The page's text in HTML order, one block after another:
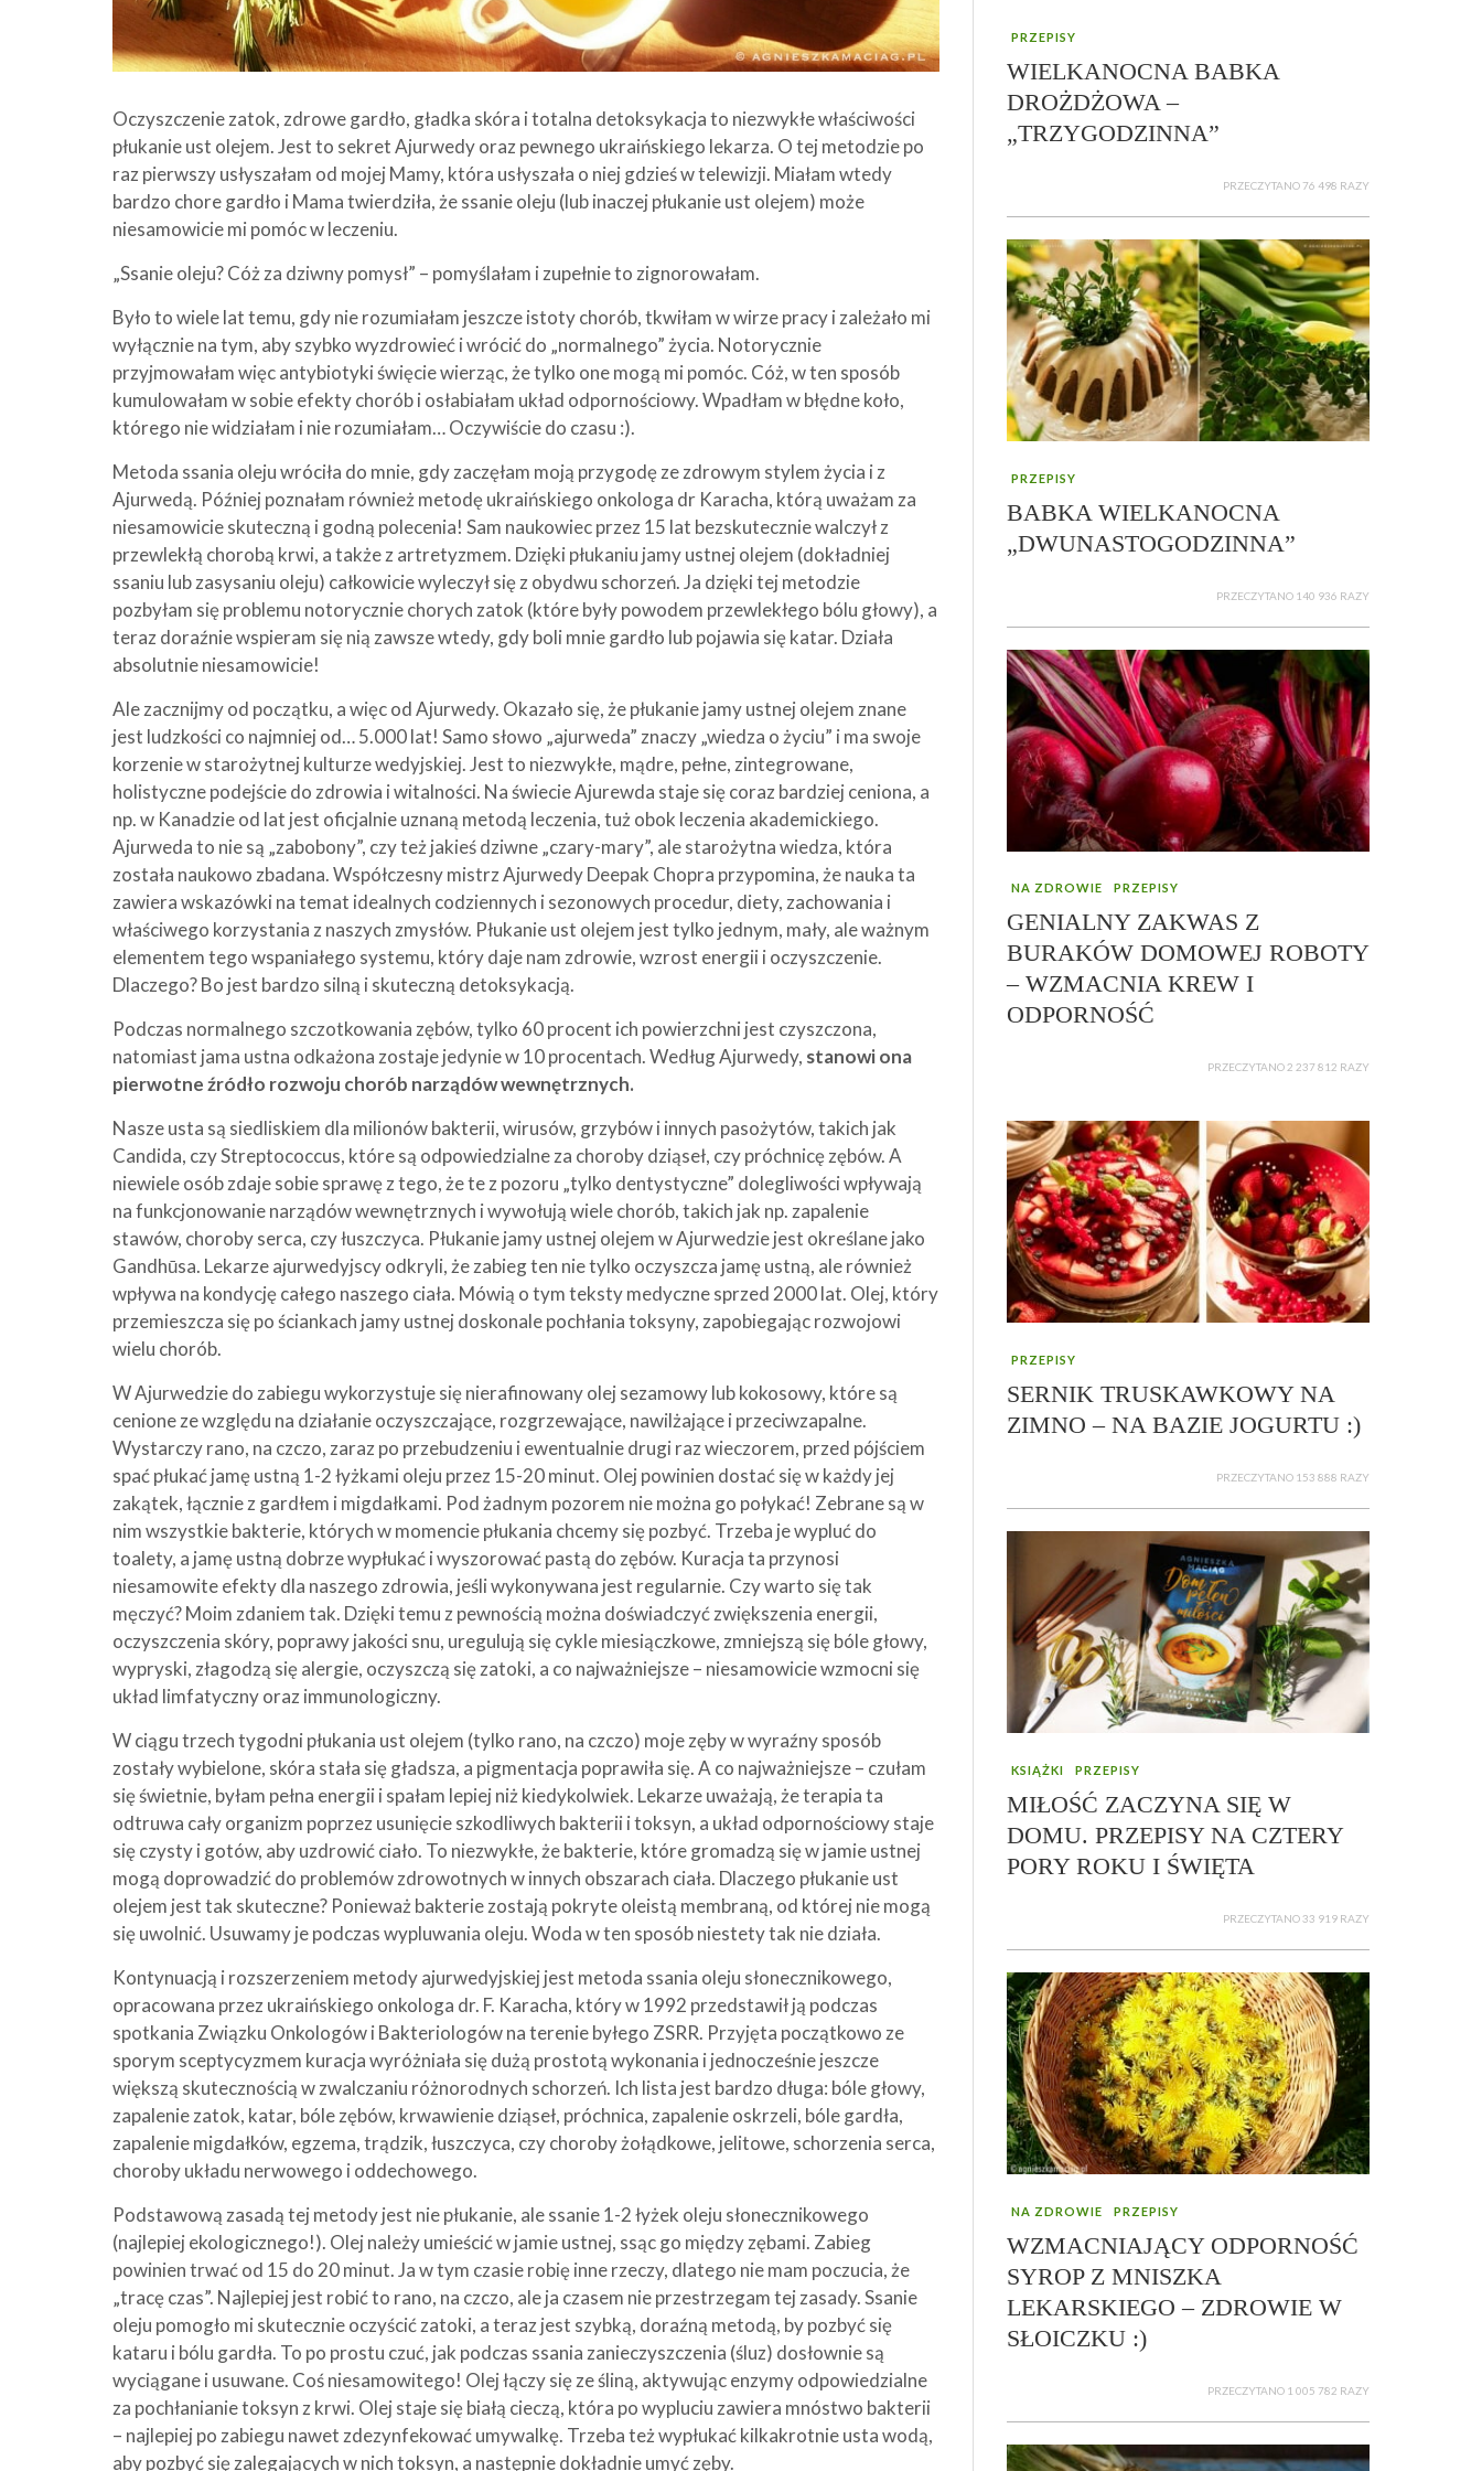
Oczyszczenie zatok, zdrowe gardło, gładka skóra i totalna detoksykacja to niezwykłe właściwości
płukanie ust olejem. Jest to sekret Ajurwedy oraz pewnego ukraińskiego lekarza. O tej metodzie po
raz pierwszy usłyszałam od mojej Mamy, która usłyszała o niej gdzieś w telewizji. Miałam wtedy
bardzo chore gardło i Mama twierdziła, że ssanie oleju (lub inaczej płukanie ust olejem) może
niesamowicie mi pomóc w leczeniu.
„Ssanie oleju? Cóż za dziwny pomysł” – pomyślałam i zupełnie to zignorowałam.
Było to wiele lat temu, gdy nie rozumiałam jeszcze istoty chorób, tkwiłam w wirze pracy i zależało mi
wyłącznie na tym, aby szybko wyzdrowieć i wrócić do „normalnego” życia. Notorycznie
przyjmowałam więc antybiotyki święcie wierząc, że tylko one mogą mi pomóc. Cóż, w ten sposób
kumulowałam w sobie efekty chorób i osłabiałam układ odpornościowy. Wpadłam w błędne koło,
którego nie widziałam i nie rozumiałam… Oczywiście do czasu :).
Metoda ssania oleju wróciła do mnie, gdy zaczęłam moją przygodę ze zdrowym stylem życia i z
Ajurwedą. Później poznałam również metodę ukraińskiego onkologa dr Karacha, którą uważam za
niesamowicie skuteczną i godną polecenia! Sam naukowiec przez 15 lat bezskutecznie walczył z
przewlekłą chorobą krwi, a także z artretyzmem. Dzięki płukaniu jamy ustnej olejem (dokładniej
ssaniu lub zasysaniu oleju) całkowicie wyleczył się z obydwu schorzeń. Ja dzięki tej metodzie
pozbyłam się problemu notorycznie chorych zatok (które były powodem przewlekłego bólu głowy), a
teraz doraźnie wspieram się nią zawsze wtedy, gdy boli mnie gardło lub pojawia się katar. Działa
absolutnie niesamowicie!
Ale zacznijmy od początku, a więc od Ajurwedy. Okazało się, że płukanie jamy ustnej olejem znane
jest ludzkości co najmniej od… 5.000 lat! Samo słowo „ajurweda” znaczy „wiedza o życiu” i ma swoje
korzenie w starożytnej kulturze wedyjskiej. Jest to niezwykłe, mądre, pełne, zintegrowane,
holistyczne podejście do zdrowia i witalności. Na świecie Ajurewda staje się coraz bardziej ceniona, a
np. w Kanadzie od lat jest oficjalnie uznaną metodą leczenia, tuż obok leczenia akademickiego.
Ajurweda to nie są „zabobony”, czy też jakieś dziwne „czary-mary”, ale starożytna wiedza, która
została naukowo zbadana. Współczesny mistrz Ajurwedy Deepak Chopra przypomina, że ​​nauka ta
zawiera wskazówki na temat idealnych codziennych i sezonowych procedur, diety, zachowania i
właściwego korzystania z naszych zmysłów. Płukanie ust olejem jest tylko jednym, mały, ale ważnym
elementem tego wspaniałego systemu, który daje nam zdrowie, wzrost energii i oczyszczenie.
Dlaczego? Bo jest bardzo silną i skuteczną detoksykacją.
Podczas normalnego szczotkowania zębów, tylko 60 procent ich powierzchni jest czyszczona,
natomiast jama ustna odkażona zostaje jedynie w 10 procentach. Według Ajurwedy, stanowi ona
pierwotne źródło rozwoju chorób narządów wewnętrznych.
Nasze usta są siedliskiem dla milionów bakterii, wirusów, grzybów i innych pasożytów, takich jak
Candida, czy Streptococcus, które są odpowiedzialne za choroby dziąseł, czy próchnicę zębów. A
niewiele osób zdaje sobie sprawę z tego, że te z pozoru „tylko dentystyczne” dolegliwości wpływają
na funkcjonowanie narządów wewnętrznych i wywołują wiele chorób, takich jak np. zapalenie
stawów, choroby serca, czy łuszczyca. Płukanie jamy ustnej olejem w Ajurwedzie jest określane jako
Gandhūsa. Lekarze ajurwedyjscy odkryli, że zabieg ten nie tylko oczyszcza jamę ustną, ale również
wpływa na kondycję całego naszego ciała. Mówią o tym teksty medyczne sprzed 2000 lat. Olej, który
przemieszcza się po ściankach jamy ustnej doskonale pochłania toksyny, zapobiegając rozwojowi
wielu chorób.
W Ajurwedzie do zabiegu wykorzystuje się nierafinowany olej sezamowy lub kokosowy, które są
cenione ze względu na działanie oczyszczające, rozgrzewające, nawilżające i przeciwzapalne.
Wystarczy rano, na czczo, zaraz po przebudzeniu i ewentualnie drugi raz wieczorem, przed pójściem
spać płukać jamę ustną 1-2 łyżkami oleju przez 15-20 minut. Olej powinien dostać się w każdy jej
zakątek, łącznie z gardłem i migdałkami. Pod żadnym pozorem nie można go połykać! Zebrane są w
nim wszystkie bakterie, których w momencie płukania chcemy się pozbyć. Trzeba je wypluć do
toalety, a jamę ustną dobrze wypłukać i wyszorować pastą do zębów. Kuracja ta przynosi
niesamowite efekty dla naszego zdrowia, jeśli wykonywana jest regularnie. Czy warto się tak
męczyć? Moim zdaniem tak. Dzięki temu z pewnością można doświadczyć zwiększenia energii,
oczyszczenia skóry, poprawy jakości snu, uregulują się cykle miesiączkowe, zmniejszą się bóle głowy,
wypryski, złagodzą się alergie, oczyszczą się zatoki, a co najważniejsze – niesamowicie wzmocni się
układ limfatyczny oraz immunologiczny.
W ciągu trzech tygodni płukania ust olejem (tylko rano, na czczo) moje zęby w wyraźny sposób
zostały wybielone, skóra stała się gładsza, a pigmentacja poprawiła się. A co najważniejsze – czułam
się świetnie, byłam pełna energii i spałam lepiej niż kiedykolwiek. Lekarze uważają, że terapia ta
odtruwa cały organizm poprzez usunięcie szkodliwych bakterii i toksyn, a układ odpornościowy staje
się czysty i gotów, aby uzdrowić ciało. To niezwykłe, że bakterie, które gromadzą się w jamie ustnej
mogą doprowadzić do problemów zdrowotnych w innych obszarach ciała. Dlaczego płukanie ust
olejem jest tak skuteczne? Ponieważ bakterie zostają pokryte oleistą membraną, od której nie mogą
się uwolnić. Usuwamy je podczas wypluwania oleju. Woda w ten sposób niestety tak nie działa.
Kontynuacją i rozszerzeniem metody ajurwedyjskiej jest metoda ssania oleju słonecznikowego,
opracowana przez ukraińskiego onkologa dr. F. Karacha, który w 1992 przedstawił ją podczas
spotkania Związku Onkologów i Bakteriologów na terenie byłego ZSRR. Przyjęta początkowo ze
sporym sceptycyzmem kuracja wyróżniała się dużą prostotą wykonania i jednocześnie jeszcze
większą skutecznością w zwalczaniu różnorodnych schorzeń. Ich lista jest bardzo długa: bóle głowy,
zapalenie zatok, katar, bóle zębów, krwawienie dziąseł, próchnica, zapalenie oskrzeli, bóle gardła,
zapalenie migdałków, egzema, trądzik, łuszczyca, czy choroby żołądkowe, jelitowe, schorzenia serca,
choroby układu nerwowego i oddechowego.
Podstawową zasadą tej metody jest nie płukanie, ale ssanie 1-2 łyżek oleju słonecznikowego
(najlepiej ekologicznego!). Olej należy umieścić w jamie ustnej, ssąc go między zębami. Zabieg
powinien trwać od 15 do 20 minut. Ja w tym czasie robię inne rzeczy, dlatego nie mam poczucia, że
„tracę czas”. Najlepiej jest robić to rano, na czczo, ale ja czasem nie przestrzegam tej zasady. Ssanie
oleju pomogło mi skutecznie oczyścić zatoki, a teraz jest szybką, doraźną metodą, by pozbyć się
kataru i bólu gardła. To po prostu czuć, jak podczas ssania zanieczyszczenia (śluz) dosłownie są
wyciągane i usuwane. Coś niesamowitego! Olej łączy się ze śliną, aktywując enzymy odpowiedzialne
za pochłanianie toksyn z krwi. Olej staje się białą cieczą, która po wypluciu zawiera mnóstwo bakterii
– najlepiej po zabiegu nawet zdezynfekować umywalkę. Trzeba też wypłukać kilkakrotnie usta wodą,
aby pozbyć się zalegających w nich toksyn, a następnie dokładnie umyć zęby.
PRZEPISY
WIELKANOCNA BABKA
DROŻDŻOWA –
„TRZYGODZINNA”
PRZECZYTANO 76 498 RAZY
PRZEPISY
BABKA WIELKANOCNA
„DWUNASTOGODZINNA”
PRZECZYTANO 140 936 RAZY
NA ZDROWIE PRZEPISY
GENIALNY ZAKWAS Z
BURAKÓW DOMOWEJ ROBOTY
– WZMACNIA KREW I
ODPORNOŚĆ
PRZECZYTANO 2 237 812 RAZY
PRZEPISY
SERNIK TRUSKAWKOWY NA
ZIMNO – NA BAZIE JOGURTU :)
PRZECZYTANO 153 888 RAZY
KSIĄŻKI PRZEPISY
MIŁOŚĆ ZACZYNA SIĘ W
DOMU. PRZEPISY NA CZTERY
PORY ROKU I ŚWIĘTA
PRZECZYTANO 33 919 RAZY
NA ZDROWIE PRZEPISY
WZMACNIAJĄCY ODPORNOŚĆ
SYROP Z MNISZKA
LEKARSKIEGO – ZDROWIE W
SŁOICZKU :)
PRZECZYTANO 1 005 782 RAZY